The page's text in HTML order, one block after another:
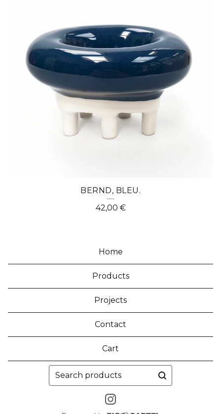
BERND, BLEU.
42,00 €
Home
Products
Projects
Contact
Cart
Search
products